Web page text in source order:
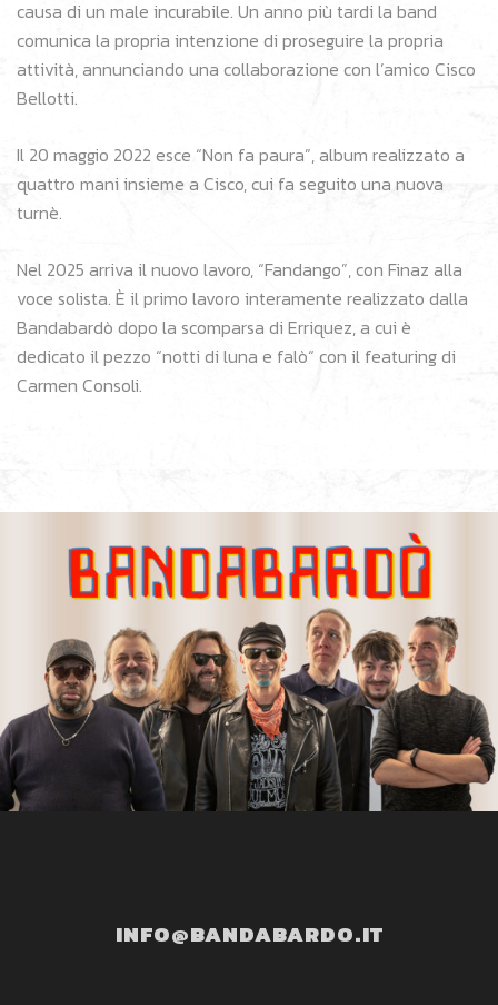
causa di un male incurabile. Un anno più tardi la band
comunica la propria intenzione di proseguire la propria
attività, annunciando una collaborazione con l’amico Cisco
Bellotti.
Il 20 maggio 2022 esce “Non fa paura”, album realizzato a
quattro mani insieme a Cisco, cui fa seguito una nuova
turnè.
Nel 2025 arriva il nuovo lavoro, “Fandango”, con Finaz alla
voce solista. È il primo lavoro interamente realizzato dalla
Bandabardò dopo la scomparsa di Erriquez, a cui è
dedicato il pezzo “notti di luna e falò“ con il featuring di
Carmen Consoli.
INFO@BANDABARDO.IT